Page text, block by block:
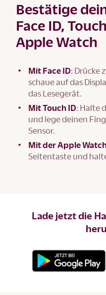
Bestätige
Face ID,
Apple Watch
Mit Face ID: Drücke
schaue auf das
das Lesegerät.
Mit Touch ID: Halte
und lege deinen
Sensor.
Mit der Apple
Seitentaste und
Lade jetzt die